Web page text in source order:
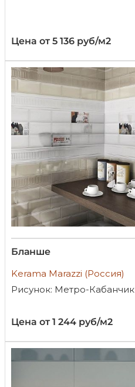
Цена от 5 136 руб/м2
Бланше
Kerama Marazzi (Россия)
Рисунок: Метро-Кабанчик
Цена от 1 244 руб/м2